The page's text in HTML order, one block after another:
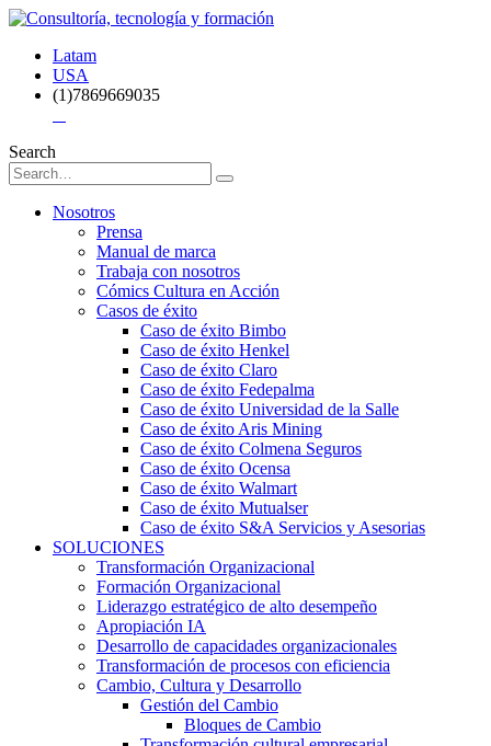
Latam
USA
(1)7869669035
Search
Nosotros
Prensa
Manual de marca
Trabaja con nosotros
Cómics Cultura en Acción
Casos de éxito
Caso de éxito Bimbo
Caso de éxito Henkel
Caso de éxito Claro
Caso de éxito Fedepalma
Caso de éxito Universidad de la Salle
Caso de éxito Aris Mining
Caso de éxito Colmena Seguros
Caso de éxito Ocensa
Caso de éxito Walmart
Caso de éxito Mutualser
Caso de éxito S&A Servicios y Asesorias
SOLUCIONES
Transformación Organizacional
Formación Organizacional
Liderazgo estratégico de alto desempeño
Apropiación IA
Desarrollo de capacidades organizacionales
Transformación de procesos con eficiencia
Cambio, Cultura y Desarrollo
Gestión del Cambio
Bloques de Cambio